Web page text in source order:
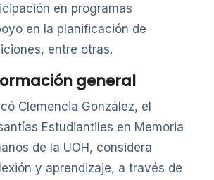
en programas
en la planificación de
entre otras.
general
Clemencia González, el
Estudiantiles en Memoria
de la UOH, considera
y aprendizaje, a través de